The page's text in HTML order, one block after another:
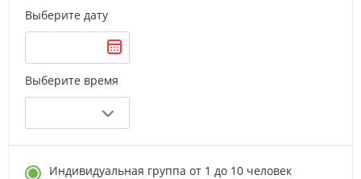
Выберите дату
Выберите время
Индивидуальная группа от 1 до 10 человек